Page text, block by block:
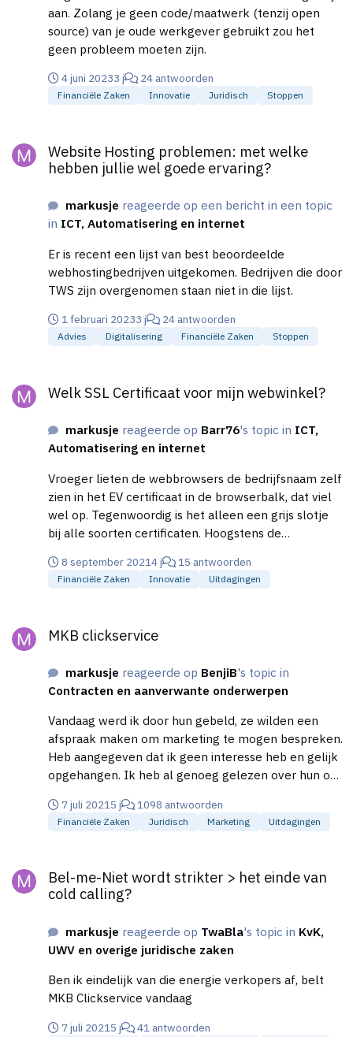
aan. Zolang je geen code/maatwerk (tenzij open
source) van je oude werkgever gebruikt zou het
geen probleem moeten zijn.
4 juni 20233 j 24 antwoorden
Financiële Zaken Innovatie Juridisch Stoppen
Website Hosting problemen: met welke
hebben jullie wel goede ervaring?
markusje reageerde op een bericht in een topic
in ICT, Automatisering en internet
Er is recent een lijst van best beoordeelde
webhostingbedrijven uitgekomen. Bedrijven die door
TWS zijn overgenomen staan niet in die lijst.
1 februari 20233 j 24 antwoorden
Advies Digitalisering Financiële Zaken Stoppen
Welk SSL Certificaat voor mijn webwinkel?
markusje reageerde op Barr76's topic in ICT,
Automatisering en internet
Vroeger lieten de webbrowsers de bedrijfsnaam zelf
zien in het EV certificaat in de browserbalk, dat viel
wel op. Tegenwoordig is het alleen een grijs slotje
bij alle soorten certificaten. Hoogstens de
type certificaat.
8 september 20214 j 15 antwoorden
Financiële Zaken Innovatie Uitdagingen
MKB clickservice
markusje reageerde op BenjiB's topic in
Contracten en aanverwante onderwerpen
Vandaag werd ik door hun gebeld, ze wilden een
afspraak maken om marketing te mogen bespreken.
Heb aangegeven dat ik geen interesse heb en gelijk
opgehangen. Ik heb al genoeg gelezen over hun op
7 juli 20215 j 1098 antwoorden
Financiële Zaken Juridisch Marketing Uitdagingen
Bel-me-Niet wordt strikter > het einde van
cold calling?
markusje reageerde op TwaBla's topic in KvK,
UWV en overige juridische zaken
Ben ik eindelijk van die energie verkopers af, belt
MKB Clickservice vandaag
7 juli 2021 5 j 41 antwoorden